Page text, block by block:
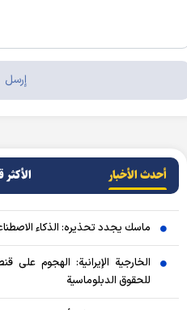
أحدث الأخبار الأکثر
ماسك يجدد تحذيره: الذكاء
الخارجية الإيرانية: الهجوم
للحقوق الدبلوماسية